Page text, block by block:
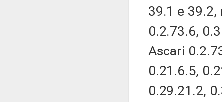
39.1 e
0.2.73.6,
Ascari
0.21.6.5,
0.29.21.2,